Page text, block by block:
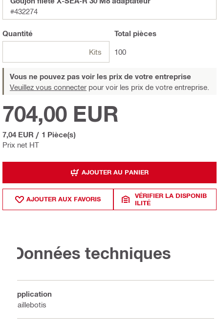
#432274
Quantité
Kits
Total pièces
100
Vous ne pouvez pas voir les prix de votre entreprise
Veuillez vous connecter pour voir les prix de votre entreprise.
Prix net HT
704,00 EUR
7,04 EUR / 1 Pièce(s)
AJOUTER AU PANIER
AJOUTER AUX FAVORIS
VÉRIFIER LA DISPONIB
ILITÉ
Données techniques
Application
Caillebotis